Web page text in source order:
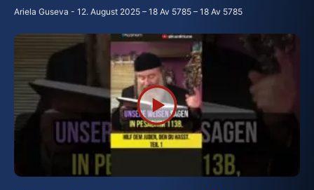
Ariela Guseva 12. August 2025 – 18 Av 5785 – 18 Av 5785